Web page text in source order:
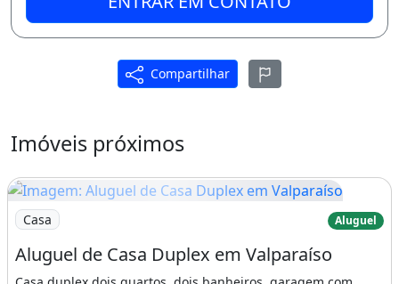
Compartilhar
Imóveis próximos
Imagem: Aluguel de Casa Duplex em Valparaíso
Casa Aluguel
Aluguel de Casa Duplex em Valparaíso